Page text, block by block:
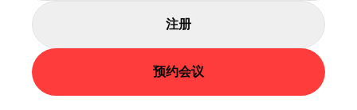
注册
预约会议